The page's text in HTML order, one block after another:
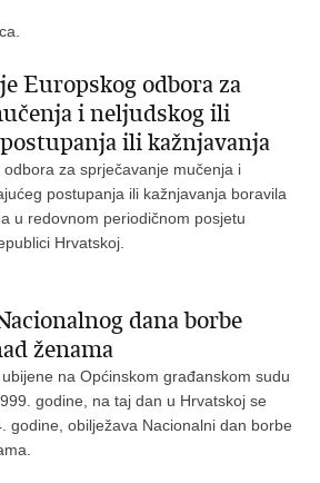
Europskog odbora za
i neljudskog ili
ili kažnjavanja
za sprječavanje mučenja i
postupanja ili kažnjavanja boravila
u redovnom periodičnom posjetu
Hrvatskoj.
dana borbe
ženama
na Općinskom građanskom sudu
godine, na taj dan u Hrvatskoj se
godine, obilježava Nacionalni dan borbe